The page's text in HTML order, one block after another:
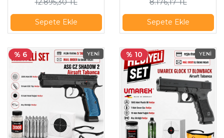
12.895,30 TL
Sepete Ekle
8.176,17 TL
Sepete Ekle
% 6 % 10